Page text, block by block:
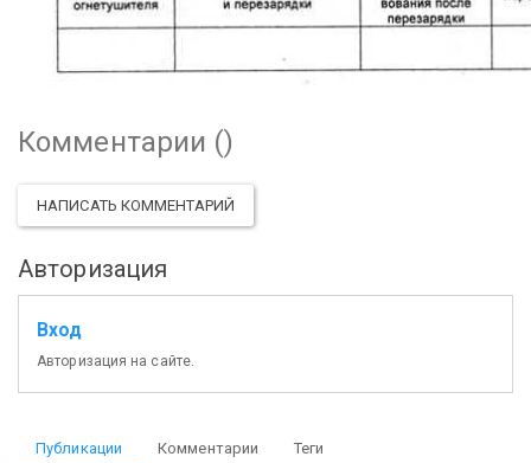
Комментарии ()
НАПИСАТЬ КОММЕНТАРИЙ
Авторизация
Вход
Авторизация на сайте.
Публикации Комментарии Теги